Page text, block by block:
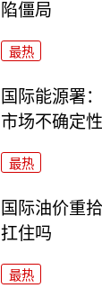
陷僵局
最热
国际能源署
市场不确定性
最热
国际油价重
扛住吗
最热